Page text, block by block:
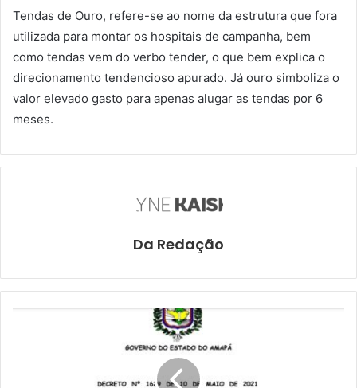
Tendas de Ouro, refere-se ao nome da estrutura que fora
utilizada para montar os hospitais de campanha, bem
como tendas vem do verbo tender, o que bem explica o
direcionamento tendencioso apurado. Já ouro simboliza o
valor elevado gasto para apenas alugar as tendas por 6
meses.
Da Redação